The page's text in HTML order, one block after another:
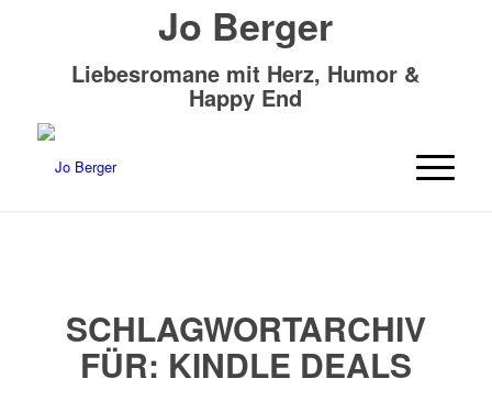
Jo Berger
Liebesromane mit Herz, Humor &
Happy End
SCHLAGWORTARCHIV
FÜR: KINDLE DEALS